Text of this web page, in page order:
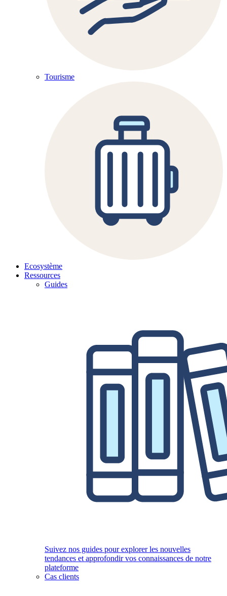
Tourisme
Ecosystème
Ressources
Guides
Suivez nos guides pour explorer les nouvelles
tendances et approfondir vos connaissances de notre
plateforme
Cas clients